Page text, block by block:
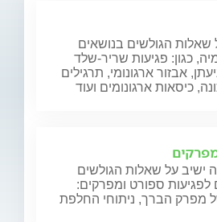
שאלות הגולשים בנושאים
כגון: פגיעות שריר-שלד
אבזור ארגונומי, תרגילים
כיסאות ארגונומים ועוד
ישיב על שאלות הגולשים
לפגיעות ספורט ומפרקים:
מפרק הברך, ניתוחי החלפת